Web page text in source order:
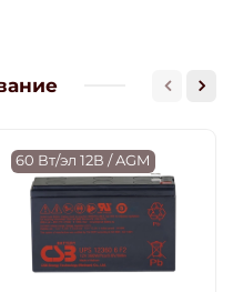
60 Вт/эл 12В / AGM